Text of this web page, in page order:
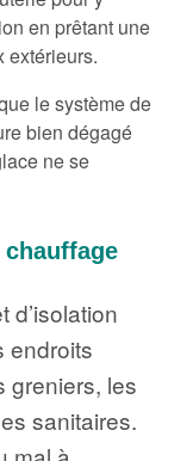
en prêtant une
extérieurs.
le système de
bien dégagé
ne se
d’isolation
endroits
greniers, les
sanitaires.